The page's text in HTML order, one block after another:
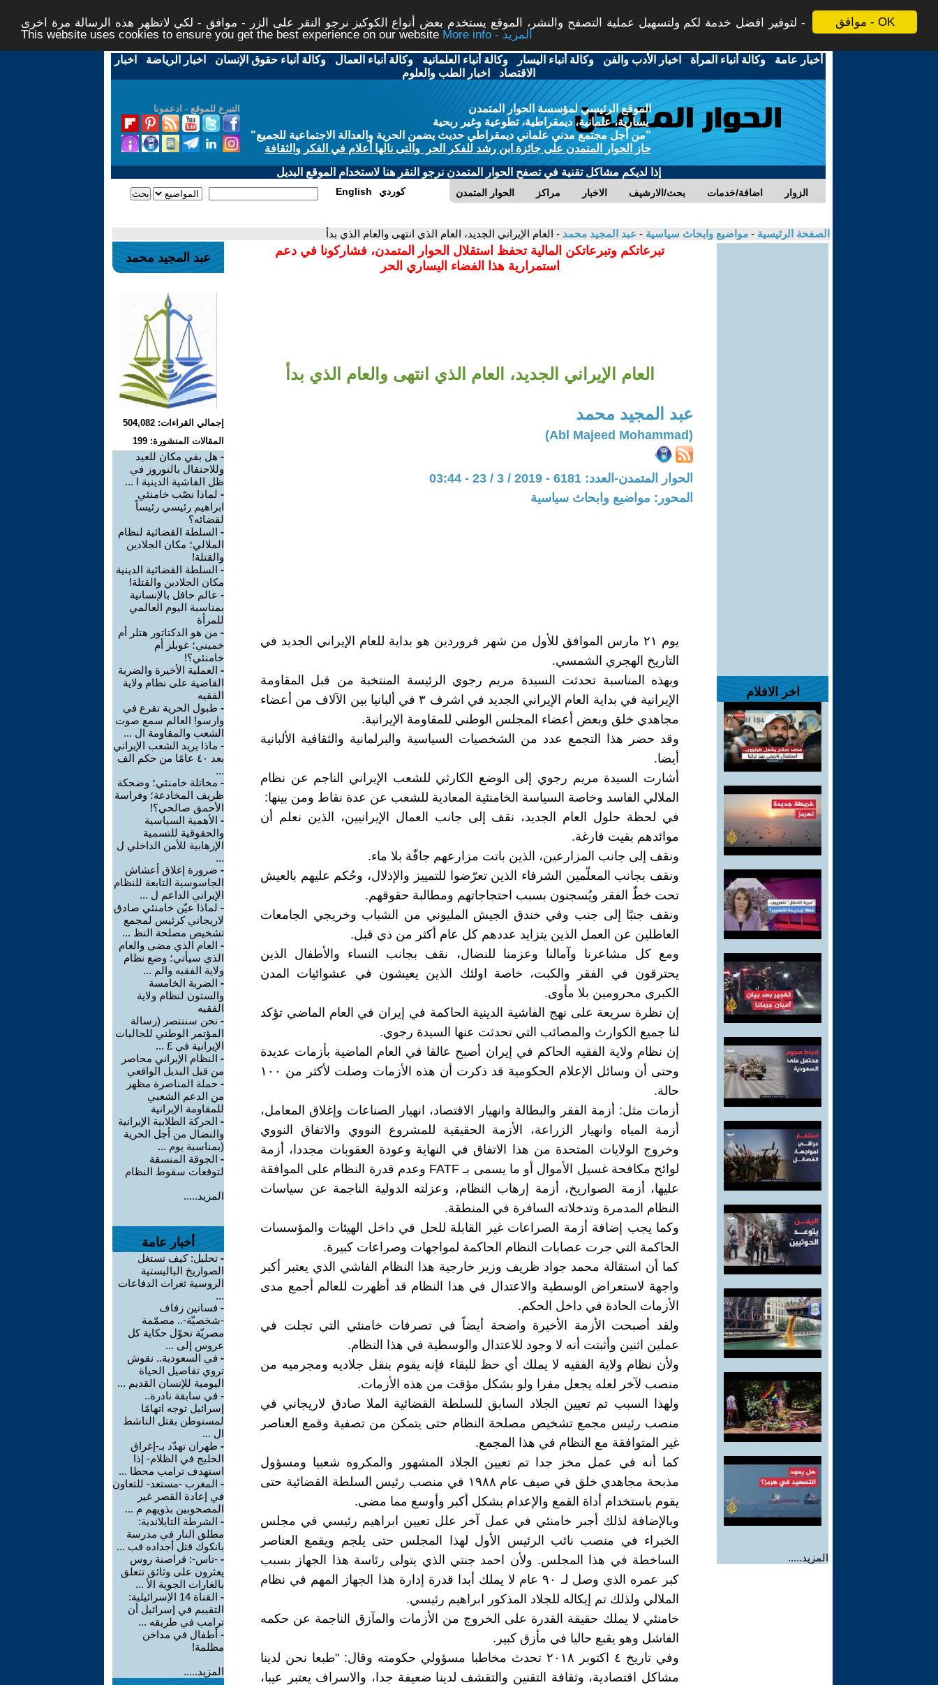
موافق - OK
لتوفير افضل خدمة لكم ولتسهيل عملية التصفح والنشر، الموقع يستخدم بعض أنواع الكوكيز نرجو النقر على الزر - موافق - لكي لاتظهر هذه الرسالة مرة اخرى -
This website uses cookies to ensure you get the best experience on our website
More info - المزيد
أخبار عامة -وكالة أنباء المرأة - اخبار الأدب والفن -وكالة أنباء اليسار -وكالة أنباء العلمانية -وكالة أنباء العمال -وكالة أنباء حقوق الإنسان - اخبار الرياضة - اخبار
الاقتصاد - اخبار الطب والعلوم
التبرع للموقع - ادعمونا
الموقع الرئيسي لمؤسسة الحوار المتمدن
يسارية، علمانية، ديمقراطية، تطوعية وغير ربحية
"من أجل مجتمع مدني علماني ديمقراطي حديث يضمن الحرية والعدالة الاجتماعية للجميع"
حاز الحوار المتمدن على جائزة ابن رشد للفكر الحر والتى نالها أعلام في الفكر والثقافة
إذا لديكم مشاكل تقنية في تصفح الحوار المتمدن نرجو النقر هنا لاستخدام الموقع البديل
الحوار المتمدن مراكز الاخبار بحث/الارشيف اضافة/خدمات الزوار English كوردي
الصفحة الرئيسية - مواضيع وابحاث سياسية - عبد المجيد محمد - العام الإيراني الجديد، العام الذي انتهى والعام الذي بدأ
اخر الافلام
المزيد.....
تبرعاتكم وتبرعاتكن المالية تحفظ استقلال الحوار المتمدن، فشاركونا في دعم
استمرارية هذا الفضاء اليساري الحر
العام الإيراني الجديد، العام الذي انتهى والعام الذي بدأ
عبد المجيد محمد
(Abl Majeed Mohammad)
الحوار المتمدن-العدد: 6181 - 2019 / 3 / 23 - 03:44
المحور: مواضيع وابحاث سياسية
يوم ٢١ مارس الموافق للأول من شهر فروردين هو بداية للعام الإيراني الجديد في
التاريخ الهجري الشمسي.
وبهذه المناسبة تحدثت السيدة مريم رجوي الرئيسة المنتخبة من قبل المقاومة
الإيرانية في بداية العام الإيراني الجديد في اشرف ٣ في ألبانيا بين الآلاف من أعضاء
مجاهدي خلق وبعض أعضاء المجلس الوطني للمقاومة الإيرانية.
وقد حضر هذا التجمع عدد من الشخصيات السياسية والبرلمانية والثقافية الألبانية
أيضا.
أشارت السيدة مريم رجوي إلى الوضع الكارثي للشعب الإيراني الناجم عن نظام
الملالي الفاسد وخاصة السياسة الخامنئية المعادية للشعب عن عدة نقاط ومن بينها:
في لحظة حلول العام الجديد، نقف إلى جانب العمال الإيرانيين، الذين نعلم أن
موائدهم بقيت فارغة.
ونقف إلى جانب المزارعين، الذين باتت مزارعهم جافّة بلا ماء.
ونقف بجانب المعلّمين الشرفاء الذين تعرّضوا للتمييز والإذلال، وحُكم عليهم بالعيش
تحت خطّ الفقر ويُسجنون بسبب احتجاجاتهم ومطالبة حقوقهم.
ونقف جنبًا إلى جنب وفي خندق الجيش المليوني من الشباب وخريجي الجامعات
العاطلين عن العمل الذين يتزايد عددهم كل عام أكثر من ذي قبل.
ومع كل مشاعرنا وآمالنا وعزمنا للنضال، نقف بجانب النساء والأطفال الذين
يحترقون في الفقر والكبت، خاصة اولئك الذين يعيشون في عشوائيات المدن
الكبرى محرومين بلا مأوى.
إن نظرة سريعة على نهج الفاشية الدينية الحاكمة في إيران في العام الماضي تؤكد
لنا جميع الكوارث والمصائب التي تحدثت عنها السيدة رجوي.
إن نظام ولاية الفقيه الحاكم في إيران أصبح عالقا في العام الماضية بأزمات عديدة
وحتى أن وسائل الإعلام الحكومية قد ذكرت أن هذه الأزمات وصلت لأكثر من ١٠٠
حالة.
أزمات مثل: أزمة الفقر والبطالة وانهيار الاقتصاد، انهيار الصناعات وإغلاق المعامل،
أزمة المياه وانهيار الزراعة، الأزمة الحقيقية للمشروع النووي والاتفاق النووي
وخروج الولايات المتحدة من هذا الاتفاق في النهاية وعودة العقوبات مجددا، أزمة
لوائح مكافحة غسيل الأموال أو ما يسمى بـ FATF وعدم قدرة النظام على الموافقة
عليها، أزمة الصواريخ، أزمة إرهاب النظام، وعزلته الدولية الناجمة عن سياسات
النظام المدمرة وتدخلاته السافرة في المنطقة.
وكما يجب إضافة أزمة الصراعات غير القابلة للحل في داخل الهيئات والمؤسسات
الحاكمة التي جرت عصابات النظام الحاكمة لمواجهات وصراعات كبيرة.
كما أن استقالة محمد جواد ظريف وزير خارجية هذا النظام الفاشي الذي يعتبر أكبر
واجهة لاستعراض الوسطية والاعتدال في هذا النظام قد أظهرت للعالم أجمع مدى
الأزمات الحادة في داخل الحكم.
ولقد أصبحت الأزمة الأخيرة واضحة أيضاً في تصرفات خامنئي التي تجلت في
عملين اثنين وأثبتت أنه لا وجود للاعتدال والوسطية في هذا النظام.
ولأن نظام ولاية الفقيه لا يملك أي حظ للبقاء فإنه يقوم بنقل جلاديه ومجرميه من
منصب لآخر لعله يجعل مفرا ولو بشكل مؤقت من هذه الأزمات.
ولهذا السبب تم تعيين الجلاد السابق للسلطة القضائية الملا صادق لاريجاني في
منصب رئيس مجمع تشخيص مصلحة النظام حتى يتمكن من تصفية وقمع العناصر
غير المتوافقة مع النظام في هذا المجمع.
كما أنه في عمل مخز جدا تم تعيين الجلاد المشهور والمكروه شعبيا ومسؤول
مذبحة مجاهدي خلق في صيف عام ١٩٨٨ في منصب رئيس السلطة القضائية حتى
يقوم باستخدام أداة القمع والإعدام بشكل أكبر وأوسع مما مضى.
وبالإضافة لذلك أجبر خامنئي في عمل آخر علل تعيين ابراهيم رئيسي في مجلس
الخبراء في منصب نائب الرئيس الأول لهذا المجلس حتى يلجم ويقمع العناصر
الساخطة في هذا المجلس. ولأن احمد جنتي الذي يتولى رئاسة هذا الجهاز بسبب
كبر عمره الذي وصل لـ ٩٠ عام لا يملك أبدا قدرة إدارة هذا الجهاز المهم في نظام
الملالي ولذلك تم إيكاله للجلاد المذكور ابراهيم رئيسي.
خامنئي لا يملك حقيقة القدرة على الخروج من الأزمات والمآزق الناجمة عن حكمه
الفاشل وهو يقبع حاليا في مأزق كبير.
وفي تاريخ ٤ اكتوبر ٢٠١٨ تحدث مخاطبا مسؤولي حكومته وقال: "طبعا نحن لدينا
مشاكل اقتصادية، وثقافة التقنين والتقشف لدينا ضعيفة جدا، والاسراف يعتبر عيبا،
عبد المجيد محمد
إجمالي القراءات: 504,082
المقالات المنشورة: 199
- هل بقي مكان للعيد
وللاحتفال بالنوروز في
ظل الفاشية الدينية ا ...
- لماذا نصّب خامنئي
ابراهيم رئيسي رئيساً
لقضائه؟
- السلطة القضائية لنظام
الملالي؛ مكان الجلادين
والقتلة!
- السلطة القضائية الدينية
مكان الجلادين والقتلة!
- عالم حافل بالإنسانية
بمناسبة اليوم العالمي
للمرأة
- من هو الدكتاتور هتلر أم
خميني؛ غوبلز أم
خامنئي؟!
- العملية الأخيرة والضربة
القاضية على نظام ولاية
الفقيه
- طبول الحرية تقرع في
وارسو! العالم سمع صوت
الشعب والمقاومة ال ...
- ماذا يريد الشعب الإيراني
بعد ٤٠ عامًا من حكم الف
...
- مخاتلة خامنئي؛ وضحكة
ظريف المخادعة؛ وفراسة
الأحمق صالحي؟!
- الأهمية السياسية
والحقوقية للتسمية
الإرهابية للأمن الداخلي ل
...
- ضرورة إغلاق أعشاش
الجاسوسية التابعة للنظام
الإيراني الداعم ل ...
- لماذا عيّن خامنئي صادق
لاريجاني كرئيس لمجمع
تشخيص مصلحة النظ ...
- العام الذي مضى والعام
الذي سيأتي؛ وضع نظام
ولاية الفقيه والم ...
- الضربة الخامسة
والستون لنظام ولاية
الفقيه
- نحن سننتصر (رسالة
المؤتمر الوطني للجاليات
الإيرانية في £ ...
- النظام الإيراني محاصر
من قبل البديل الواقعي
- حملة المناصرة مظهر
من الدعم الشعبي
للمقاومة الإيرانية
- الحركة الطلابية الإيرانية
والنضال من أجل الحرية
(بمناسبة يوم ...
- الجوقة المنسقة
لتوقعات سقوط النظام
المزيد.....
أخبار عامة
- تحليل: كيف تستغل
الصواريخ الباليستية
الروسية ثغرات الدفاعات
...
- فساتين زفاف
-شخصيّة-.. مصمّمة
مصريّة تحوّل حكاية كل
عروس إلى ...
- في السعودية.. نقوش
تروي تفاصيل الحياة
اليومية للإنسان القديم ...
- في سابقة نادرة..
إسرائيل توجه اتهامًا
لمستوطن بقتل الناشط
ال ...
- طهران تهدّد بـ-إغراق
الخليج في الظلام- إذا
استهدف ترامب محطا ...
- المغرب -مستعد- للتعاون
في إعادة القصر غير
المصحوبين بذويهم م ...
- الشرطة التايلاندية:
مطلق النار في مدرسة
بانكوك قتل أجداده قب ...
- -تاس-: قراصنة روس
يعثرون على وثائق تتعلق
بالغارات الجوية الأ ...
-
القناة 14 الإسرائيلية:
التقييم في إسرائيل أن
ترامب في طريقه ...
- أطفال في مداخن
مظلمة!
المزيد.....